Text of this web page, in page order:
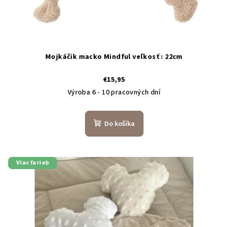
Mojkáčik macko Mindful veľkosť : 22cm
€15,95
Výroba 6 - 10 pracovných dní
Do košíka
Viac farieb